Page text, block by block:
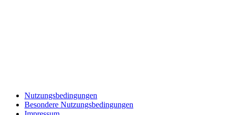
Nutzungsbedingungen
Besondere Nutzungsbedingungen